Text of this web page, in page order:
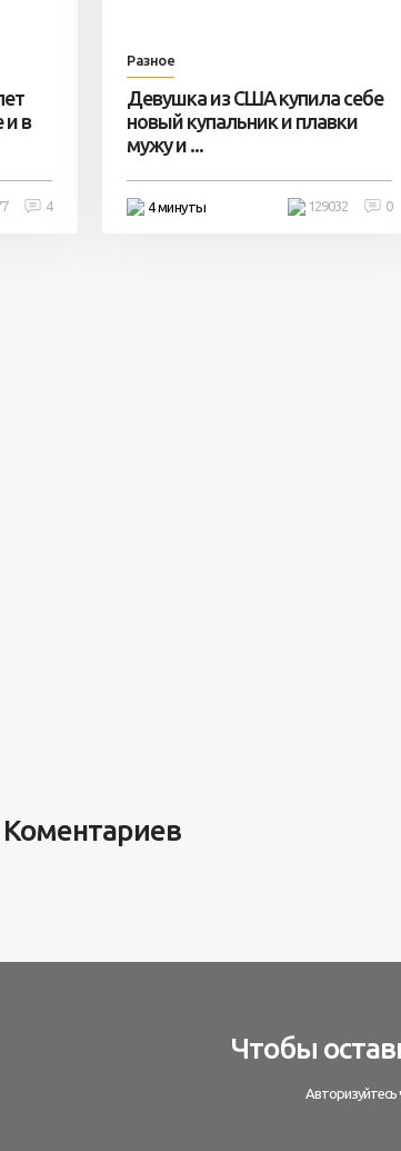
и в
4
Разное
Девушка из США купила себе
новый купальник и плавки
мужу и ...
4 минуты 0
129032
Коментариев
Чтобы
Авторизуйтесь